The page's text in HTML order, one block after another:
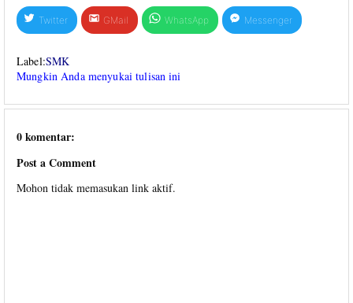
Twitter GMail WhatsApp Messenger
Label:SMK
Mungkin Anda menyukai tulisan ini
0 komentar:
Post a Comment
Mohon tidak memasukan link aktif.